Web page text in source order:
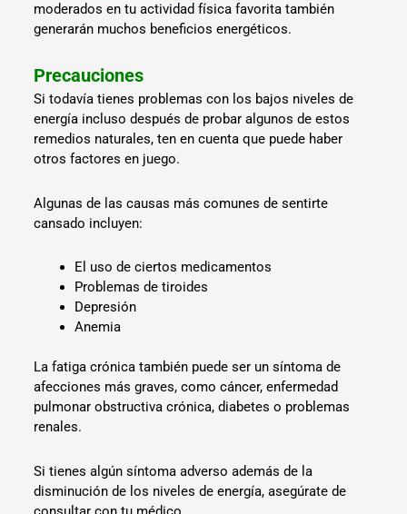
moderados en tu actividad física favorita también
generarán muchos beneficios energéticos.
Precauciones
Si todavía tienes problemas con los bajos niveles de
energía incluso después de probar algunos de estos
remedios naturales, ten en cuenta que puede haber
otros factores en juego.
Algunas de las causas más comunes de sentirte
cansado incluyen:
El uso de ciertos medicamentos
Problemas de tiroides
Depresión
Anemia
La fatiga crónica también puede ser un síntoma de
afecciones más graves, como cáncer, enfermedad
pulmonar obstructiva crónica, diabetes o problemas
renales.
Si tienes algún síntoma adverso además de la
disminución de los niveles de energía, asegúrate de